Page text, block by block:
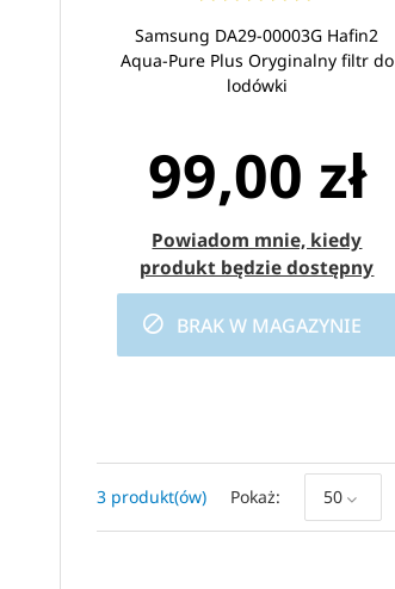
Samsung DA29-00003G Hafin2
Aqua-Pure Plus Oryginalny filtr do
lodówki
99,00 zł
Powiadom mnie, kiedy
produkt będzie dostępny
BRAK W MAGAZYNIE
3 produkt(ów) Pokaż 50